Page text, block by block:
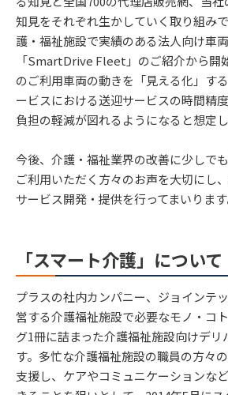
知見をそれぞれ生かしていく取り組み
護・福祉施設で実績のある法人向け車
「SmartDrive Fleet」のご紹介から開
のご利用車両の動きを「見える化」す
ービスにおける送迎サービスの時間精
負担の軽減が図れるようになると想定し
今後、介護・福祉業界の改善に少しで
ご利用いただく方々のお声を大切にし
サービス開発・提供を行ってまいります
「スマート介護」について
プラスの社内カンパニー、ジョインテ
営する介護福祉施設で必要なモノ・コ
グ1冊に詰まった介護福祉施設向けデリ
す。多忙な介護福祉施設の職員の方々
支援し、ケアやコミュニケーションな